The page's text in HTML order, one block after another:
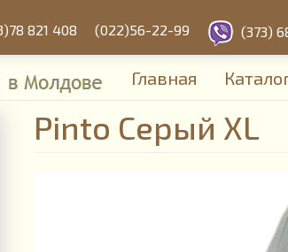
821 408 (022)56-22-99 (373)
Главная
Pinto Серый XL